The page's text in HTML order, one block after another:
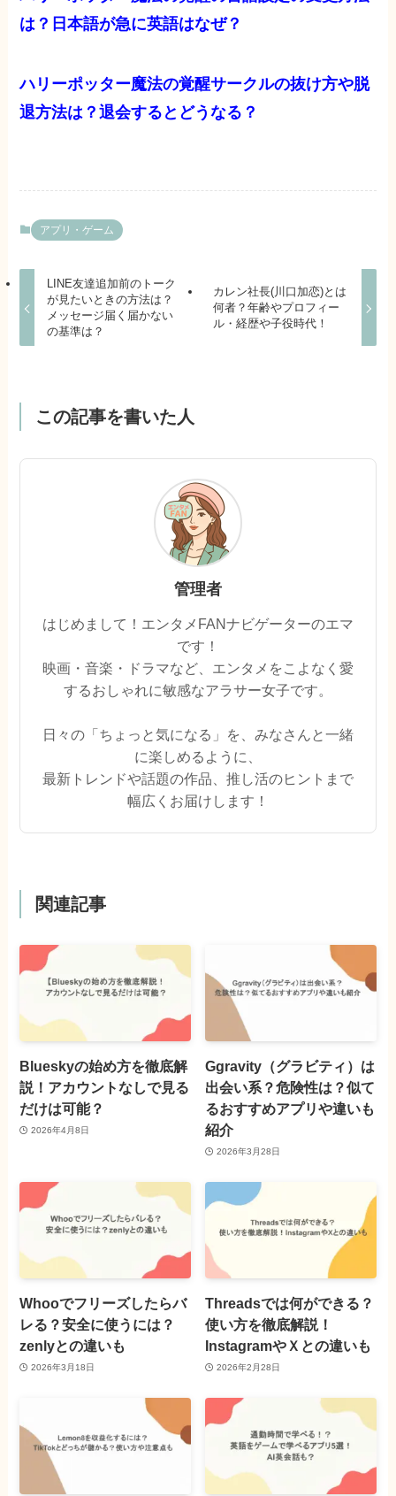
は？日本語が急に英語はなぜ？
ハリーポッター魔法の覚醒サークルの抜け方や脱
退方法は？退会するとどうなる？
アプリ・ゲーム
LINE友達追加前のトーク
が見たいときの方法は？
メッセージ届く届かない
の基準は？
カレン社長(川口加恋)とは
何者？年齢やプロフィー
ル・経歴や子役時代！
この記事を書いた人
管理者
はじめまして！エンタメFANナビゲーターのエマ
です！
映画・音楽・ドラマなど、エンタメをこよなく愛
するおしゃれに敏感なアラサー女子です。
日々の「ちょっと気になる」を、みなさんと一緒
に楽しめるように、
最新トレンドや話題の作品、推し活のヒントまで
幅広くお届けします！
関連記事
Blueskyの始め方を徹底解
説！アカウントなしで見る
だけは可能？
2026年4月8日
Ggravity（グラビティ）は
出会い系？危険性は？似て
るおすすめアプリや違いも
紹介
2026年3月28日
Whooでフリーズしたらバ
レる？安全に使うには？
zenlyとの違いも
2026年3月18日
Threadsでは何ができる？
使い方を徹底解説！
InstagramやＸとの違いも
2026年2月28日